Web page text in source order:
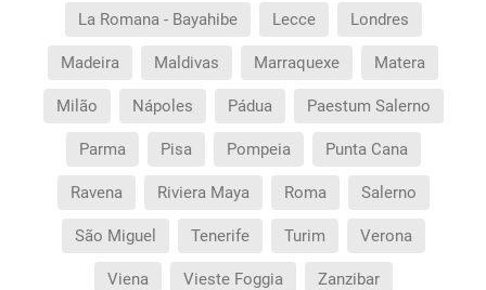
La Romana - Bayahibe Lecce Londres
Madeira Maldivas Marraquexe Matera
Milão Nápoles Pádua Paestum Salerno
Parma Pisa Pompeia Punta Cana
Ravena Riviera Maya Roma Salerno
São Miguel Tenerife Turim Verona
Viena Vieste Foggia Zanzibar